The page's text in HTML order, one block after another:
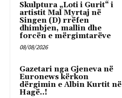
Skulptura „Loti i Gurit“ i
artistit Mal Myrtaj në
Singen (D) rrëfen
dhimbjen, mallin dhe
forcën e mërgimtarëve
08/08/2026
Gazetari nga Gjeneva në
Euronews kërkon
dërgimin e Albin Kurtit në
Hagë..!